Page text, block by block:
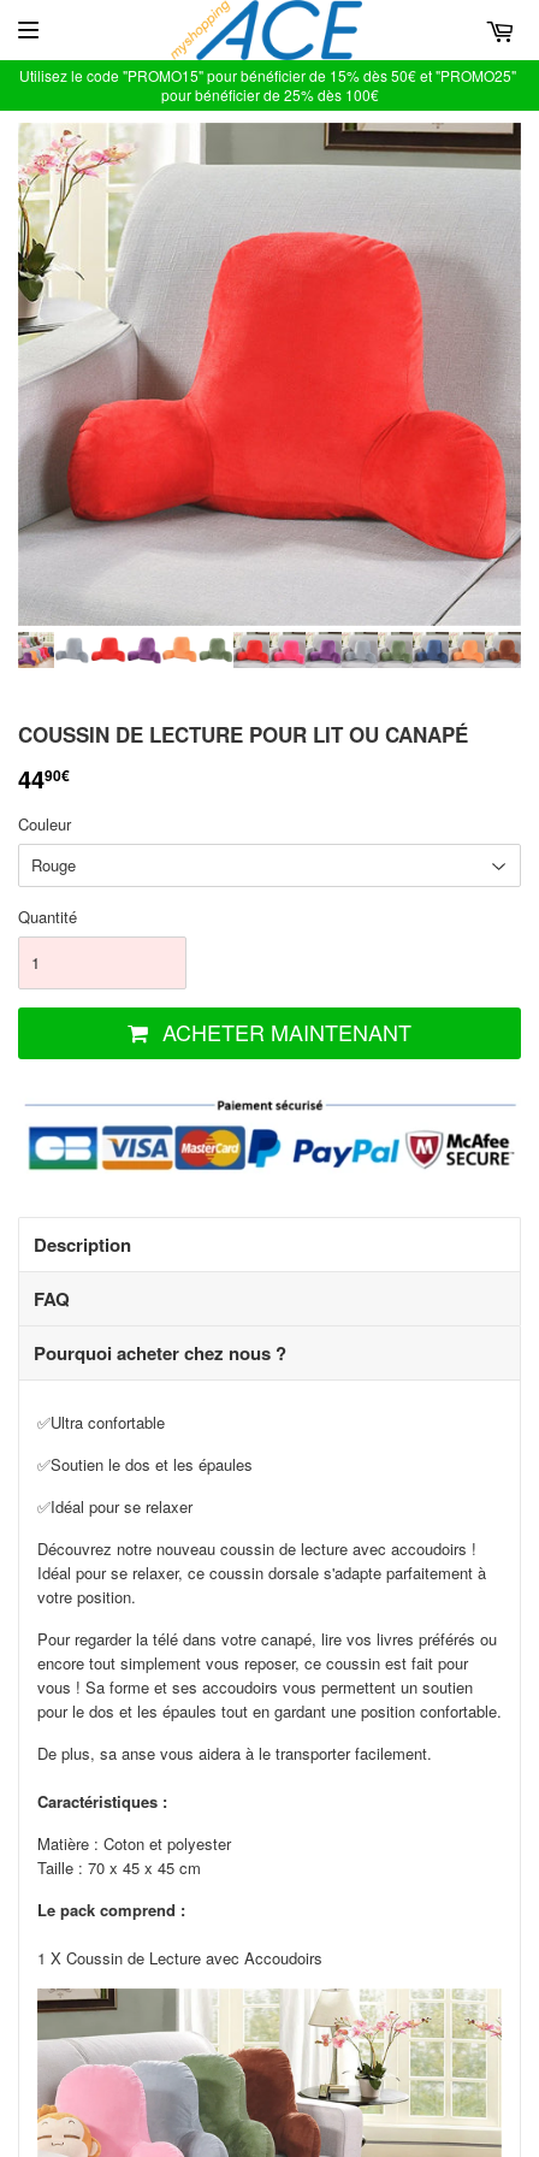
Utilisez le code "PROMO15" pour bénéficier de 15% dès 50€ et "PROMO25"
pour bénéficier de 25% dès 100€
COUSSIN DE LECTURE POUR LIT OU CANAPÉ
4490€
Couleur
Quantité
ACHETER MAINTENANT
Description
FAQ
Pourquoi acheter chez nous ?
✅Ultra confortable
✅Soutien le dos et les épaules
✅Idéal pour se relaxer
Découvrez notre nouveau coussin de lecture avec accoudoirs !
Idéal pour se relaxer, ce coussin dorsale s'adapte parfaitement à
votre position.
Pour regarder la télé dans votre canapé, lire vos livres préférés ou
encore tout simplement vous reposer, ce coussin est fait pour
vous ! Sa forme et ses accoudoirs vous permettent un soutien
pour le dos et les épaules tout en gardant une position confortable.
De plus, sa anse vous aidera à le transporter facilement.
Caractéristiques :
Matière : Coton et polyester
Taille : 70 x 45 x 45 cm
Le pack comprend :
1 X Coussin de Lecture avec Accoudoirs